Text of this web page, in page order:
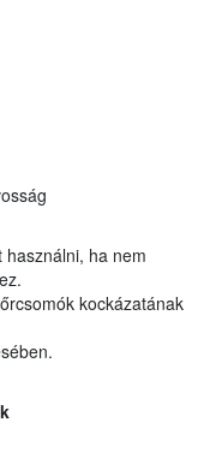
használni, ha nem
kockázatának